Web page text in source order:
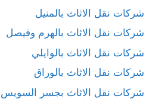
شركات نقل الاثاث بالمنيل
شركات نقل الاثاث بالهرم وفيصل
شركات نقل الاثاث بالوايلي
شركات نقل الاثاث بالوراق
شركات نقل الاثاث بجسر السويس